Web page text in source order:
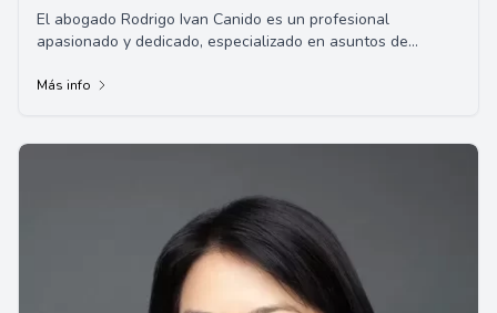
El abogado Rodrigo Ivan Canido es un profesional
apasionado y dedicado, especializado en asuntos de
Más info